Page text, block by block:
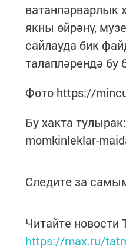
ватанпәрварлык
якны өйрәнү,
сайлауда бик
талапләрендә бу
Фото https://
Бу хакта
momkinleklar-
Следите за
Читайте
https://max.ru/